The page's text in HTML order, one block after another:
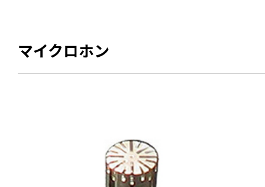
マイクロホン